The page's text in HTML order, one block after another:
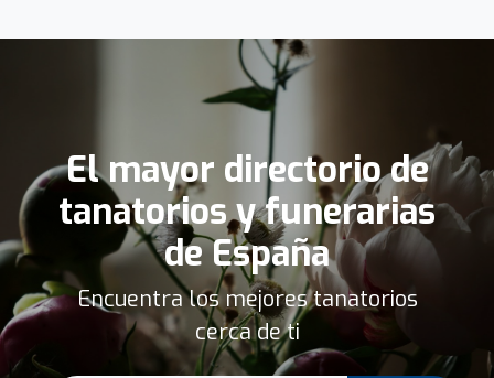
El mayor directorio de
tanatorios y funerarias
de España
Encuentra los mejores tanatorios
cerca de ti